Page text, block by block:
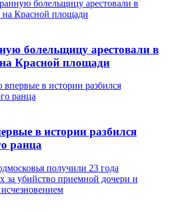
болельщицу арестовали в
Красной площади
в истории разбился
ранца